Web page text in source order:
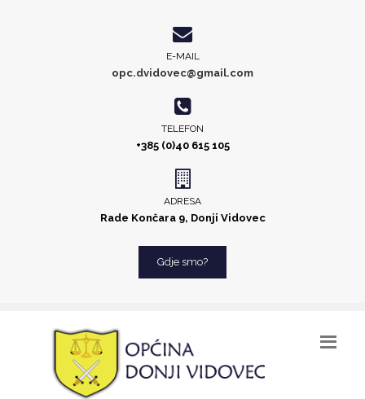
E-MAIL
opc.dvidovec@gmail.com
TELEFON
+385 (0)40 615 105
ADRESA
Rade Končara 9, Donji Vidovec
Gdje smo?